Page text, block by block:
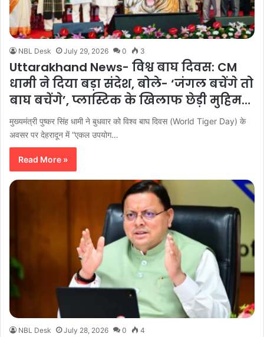
NBL Desk July 29, 2026 0 3
Uttarakhand News- विश्व बाघ दिवस: CM
धामी ने दिया बड़ा संदेश, बोले- ‘जंगल बचेंगे तो
बाघ बचेंगे’, प्लास्टिक के खिलाफ छेड़ी मुहिम…
मुख्यमंत्री पुष्कर सिंह धामी ने बुधवार को विश्व बाघ दिवस (World Tiger Day) के
अवसर पर देहरादून में “एकल उपयोग…
Read More »
NBL Desk July 28, 2026 0 4